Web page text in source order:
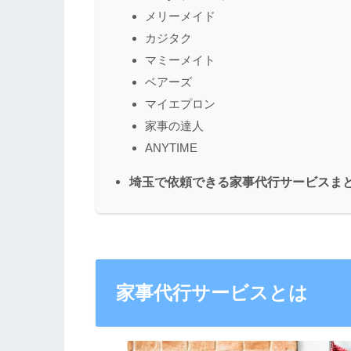
メリーメイド
カジタク
マミーメイト
ベアーズ
マイエプロン
家事の達人
ANYTIME
埼玉で依頼できる家事代行サービスま
家事代行サービスとは